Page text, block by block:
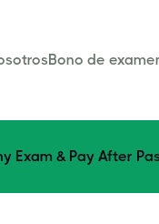
Bono de
Exam & Pay After